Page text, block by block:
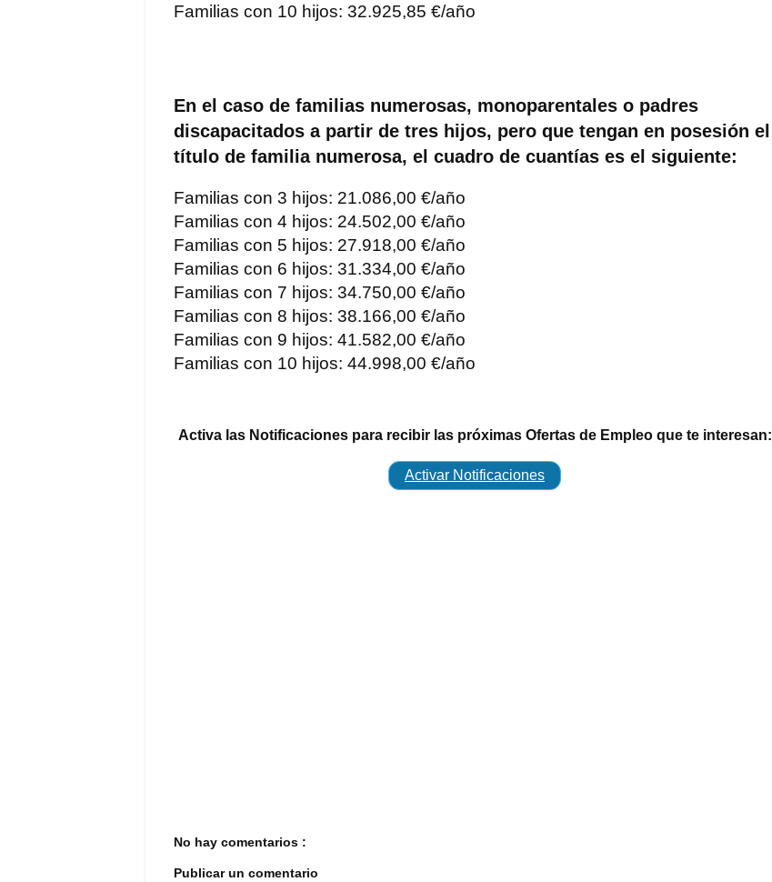
Familias con 10 hijos: 32.925,85 €/año
En el caso de familias numerosas, monoparentales o padres
discapacitados a partir de tres hijos, pero que tengan en posesión el
título de familia numerosa, el cuadro de cuantías es el siguiente:
Familias con 3 hijos: 21.086,00 €/año
Familias con 4 hijos: 24.502,00 €/año
Familias con 5 hijos: 27.918,00 €/año
Familias con 6 hijos: 31.334,00 €/año
Familias con 7 hijos: 34.750,00 €/año
Familias con 8 hijos: 38.166,00 €/año
Familias con 9 hijos: 41.582,00 €/año
Familias con 10 hijos: 44.998,00 €/año
Activa las Notificaciones para recibir las próximas Ofertas de Empleo que te interesan:
Activar Notificaciones
No hay comentarios :
Publicar un comentario